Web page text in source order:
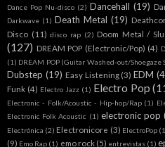
Dance Pop Nu-disco (2) Dancehall (19)
Darkwave (1) Death Metal (19)
Disco (11) disco rap (2) Doom Metal /
(127) DREAM POP (Electronic/Pop) (4)
(1) DREAM POP (Guitar Washed-out/Shoegaze
Dubstep (19) Easy Listening (3) EDM
Funk (4) Electro Jazz (1) Electro Pop
Electronic - Folk/Acoustic - Hip-hop/Rap (1)
Electronic Folk Acoustic (1) electronic pop
Electrónica (2) Electronicore (3) ElectroPop
(9) Emo Rap (1) emo rock (5) entrevistas (1)